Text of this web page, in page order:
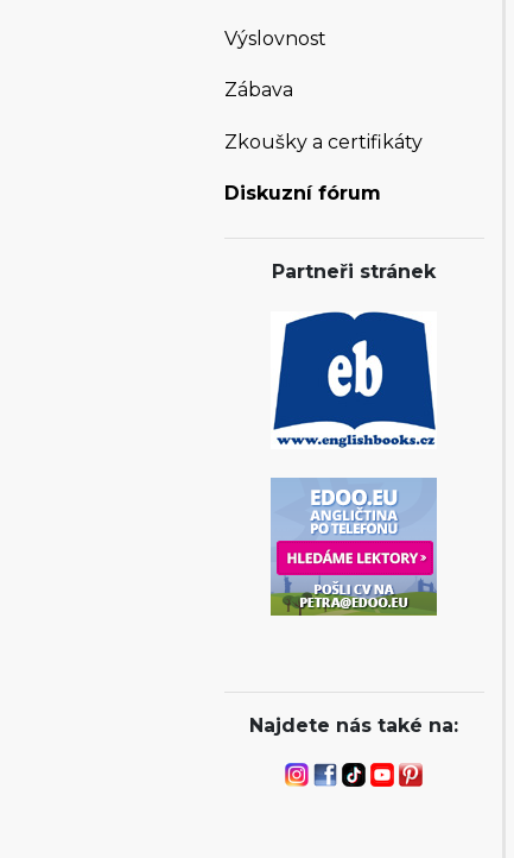
Výslovnost
Zábava
Zkoušky a certifikáty
Diskuzní fórum
Partneři stránek
Najdete nás také na: